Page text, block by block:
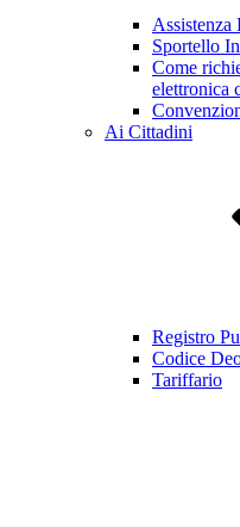
Assistenza
Sportello
Come
elettronica
Ai Cittadini
Registro
Codice
Tariffario